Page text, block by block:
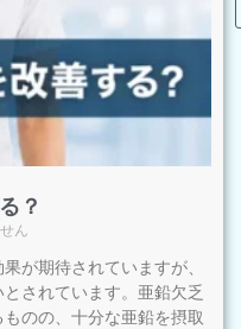
？
ん
が期待されていますが、
されています。亜鉛欠乏
のの、十分な亜鉛を摂取